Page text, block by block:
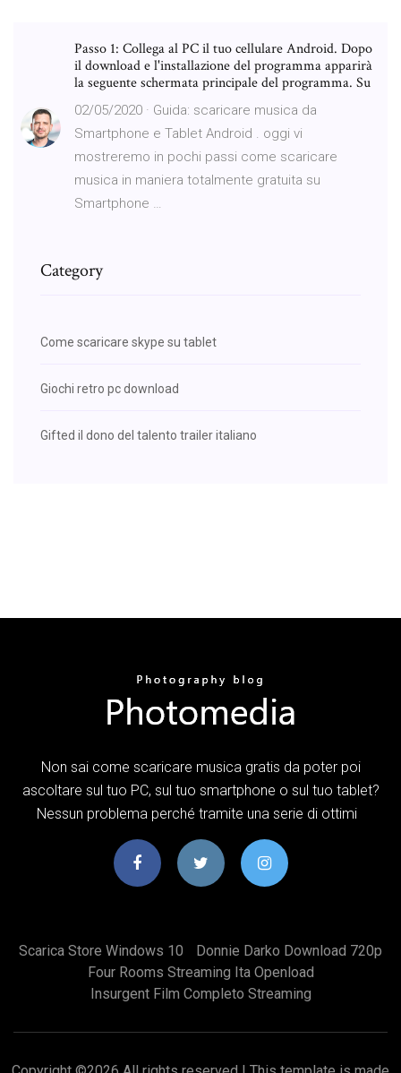
Passo 1: Collega al PC il tuo cellulare Android. Dopo
il download e l'installazione del programma apparirà
la seguente schermata principale del programma. Su
02/05/2020 · Guida: scaricare musica da
Smartphone e Tablet Android . oggi vi
mostreremo in pochi passi come scaricare
musica in maniera totalmente gratuita su
Smartphone …
Category
Come scaricare skype su tablet
Giochi retro pc download
Gifted il dono del talento trailer italiano
Non sai come scaricare musica gratis da poter poi
ascoltare sul tuo PC, sul tuo smartphone o sul tuo tablet?
Nessun problema perché tramite una serie di ottimi
Scarica Store Windows 10
Donnie Darko Download 720p
Four Rooms Streaming Ita Openload
Insurgent Film Completo Streaming